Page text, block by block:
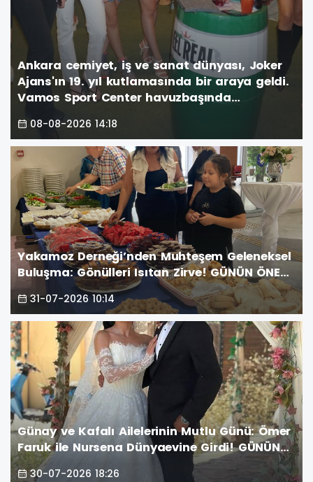
Ankara cemiyet, iş ve sanat dünyası, Joker
Ajans'ın 19. yıl kutlamasında bir araya geldi.
Vamos Sport Center havuzbaşında
08-08-2026 14:18
Yakamoz Derneği’nden Muhteşem Geleneksel
Buluşma: Gönülleri Isıtan Zirve! GÜNÜN ÖNE
ÇIKAN FOTOĞRAF KARELERİ
31-07-2026 10:14
Günay ve Kafalı Ailelerinin Mutlu Günü: Ömer
Faruk ile Nursena Dünyaevine Girdi! GÜNÜN
ÖNE ÇIKAN FOTOĞRAF KARELERİ
30-07-2026 18:26